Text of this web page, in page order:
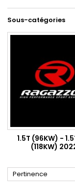
Sous-catégories
1.5T (96KW) -
(118KW)
Pertinence